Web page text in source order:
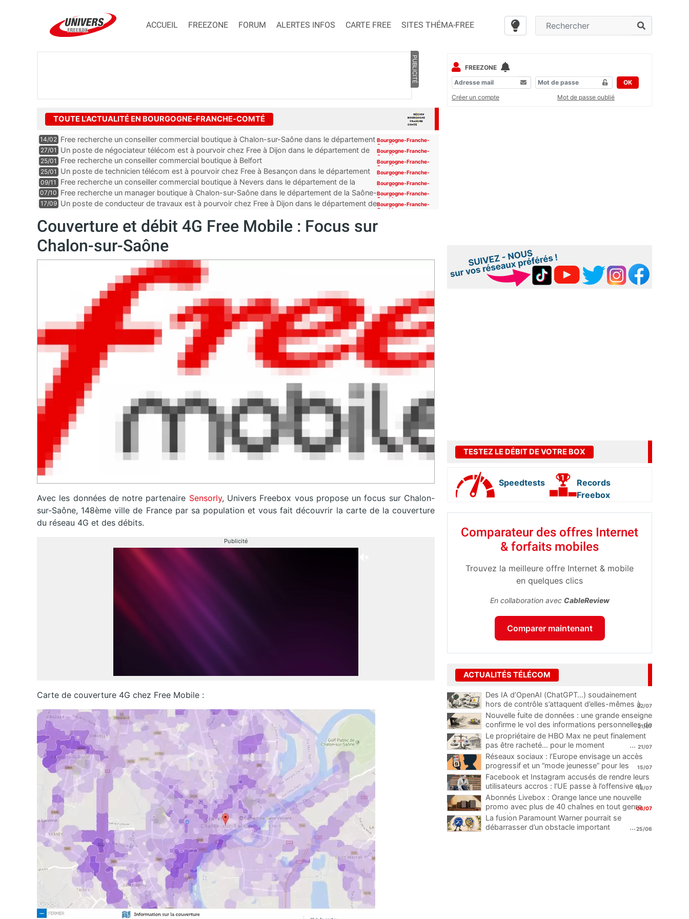
ACCUEIL FREEZONE FORUM ALERTES INFOS CARTE FREE SITES THÉMA-FREE
PUBLICITÉ
TOUTE L'ACTUALITÉ EN BOURGOGNE-FRANCHE-COMTÉ
14/02 Free recherche un conseiller commercial boutique à Chalon-sur-Saône dans le département
de la Saône-et-Loire
Bourgogne-Franche-
Comté
27/01
Un poste de négociateur télécom est à pourvoir chez Free à Dijon dans le département de
la Côte-d’Or
Bourgogne-Franche-
Comté
25/01 Free recherche un conseiller commercial boutique à Belfort
Bourgogne-Franche-
Comté
25/01
Un poste de technicien télécom est à pourvoir chez Free à Besançon dans le département
du Doubs
Bourgogne-Franche-
Comté
09/11
Free recherche un conseiller commercial boutique à Nevers dans le département de la
Nièvre
Bourgogne-Franche-
Comté
07/10 Free recherche un manager boutique à Chalon-sur-Saône dans le département de la Saône-
et-Loire
Bourgogne-Franche-
Comté
17/09 Un poste de conducteur de travaux est à pourvoir chez Free à Dijon dans le département deBourgogne-Franche-
Comté
Couverture et débit 4G Free Mobile : Focus sur
Chalon-sur-Saône
Avec les données de notre partenaire Sensorly, Univers Freebox vous propose un focus sur Chalon-
sur-Saône, 148ème ville de France par sa population et vous fait découvrir la carte de la couverture
du réseau 4G et des débits.
Publicité
Carte de couverture 4G chez Free Mobile :
FREEZONE
OK
Créer un compte
Mot de passe oublié
TESTEZ LE DÉBIT DE VOTRE BOX
Speedtests
Records
Freebox
Comparateur des offres Internet
& forfaits mobiles
Trouvez la meilleure offre Internet & mobile
en quelques clics
En collaboration avec CableReview
Comparer maintenant
ACTUALITÉS TÉLÉCOM
Des IA d’OpenAI (ChatGPT…) soudainement
hors de contrôle s’attaquent d’elles-mêmes à
une plateforme
...
22/07
Nouvelle fuite de données : une grande enseigne
confirme le vol des informations personnelles de
ses clients
...
21/07
Le propriétaire de HBO Max ne peut finalement
pas être racheté… pour le moment
... 21/07
Réseaux sociaux : l’Europe envisage un accès
progressif et un “mode jeunesse” pour les
mineurs
...
15/07
Facebook et Instagram accusés de rendre leurs
utilisateurs accros : l’UE passe à l’offensive et
menace d’une amende record
...
13/07
Abonnés Livebox : Orange lance une nouvelle
promo avec plus de 40 chaînes en tout genre
pour 1€
06/07
La fusion Paramount Warner pourrait se
débarrasser d’un obstacle important
...25/06